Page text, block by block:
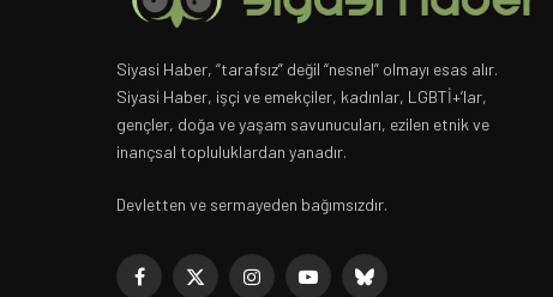
Siyasi Haber, “tarafsız” değil “nesnel” olmayı esas alır.
Siyasi Haber, işçi ve emekçiler, kadınlar, LGBTİ+’lar,
gençler, doğa ve yaşam savunucuları, ezilen etnik ve
inançsal topluluklardan yanadır.
Devletten ve sermayeden bağımsızdır.
Facebook
X InstagramYouTubeBluesky